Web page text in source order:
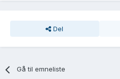
Del
Gå til emneliste